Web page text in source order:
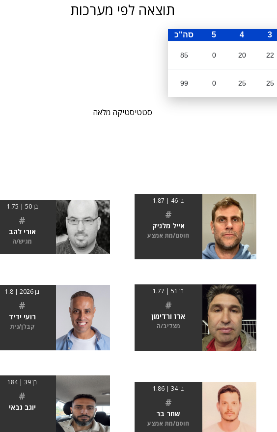
תוצאה לפי מערכות
3
4
5 סה"כ
22
20
0
85
25
25
0
99
סטטיסטיקה מלאה
בן 46 | 1.87
#
אייל מלניק
חוסם/מת אמצע
בן 50 | 1.75
#
אורי להב
מגיש/ה
בן 51 | 1.77
#
ארז ורדימון
מצליב/ה
בן 2026 | 1.8
#
רועי ידיד
קבלן/נית
בן 34 | 1.86
#
שחר בר
חוסם/מת אמצע
בן 39 | 184
#
יוגב גבאי